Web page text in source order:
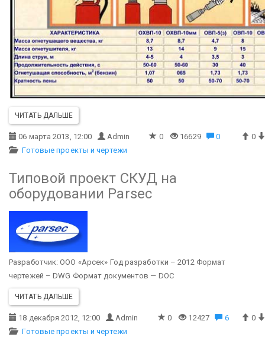
ЧИТАТЬ ДАЛЬШЕ
06 марта 2013, 12:00 Admin 0 16629 0
0
Готовые проекты и чертежи
Типовой проект СКУД на
оборудовании Parsec
Разработчик: ООО «Арсек» Год разработки – 2012Формат
чертежей – DWG Формат документов — DOC
ЧИТАТЬ ДАЛЬШЕ
18 декабря 2012, 12:00 Admin 0 12427 6
0
Готовые проекты и чертежи